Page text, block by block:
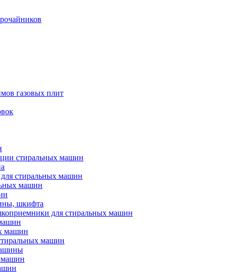
газовых плит
стиральных машин
стиральных машин
машин
шкифта
для стиральных машин
машин
машин
машин